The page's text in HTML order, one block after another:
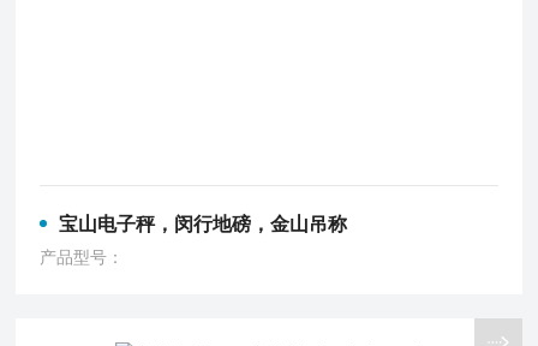
宝山电子秤，闵行地磅，金山吊称
产品型号：